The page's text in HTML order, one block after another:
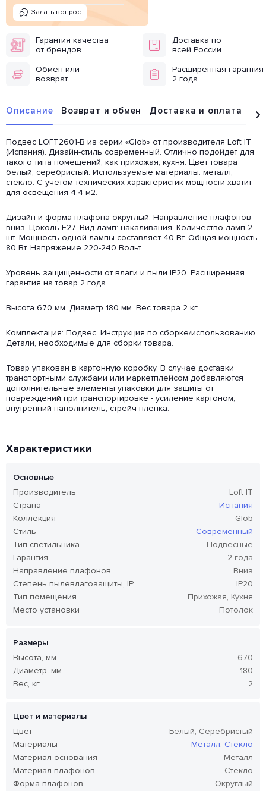
Задать вопрос
Гарантия качества
от брендов
Доставка по
всей России
Обмен или
возврат
Расширенная гарантия
2 года
Описание Возврат и обмен Доставка и оплата
Подвес LOFT2601-B из серии «Glob» от производителя Loft IT
(Испания). Дизайн-стиль современный. Отлично подойдет для
такого типа помещений, как прихожая, кухня. Цвет товара
белый, серебристый. Используемые материалы: металл,
стекло. С учетом технических характеристик мощности хватит
для освещения 4.4 м2.
Дизайн и форма плафона округлый. Направление плафонов
вниз. Цоколь E27. Вид ламп: накаливания. Количество ламп 2
шт. Мощность одной лампы составляет 40 Вт. Общая мощность
80 Вт. Напряжение 220-240 Вольт.
Уровень защищенности от влаги и пыли IP20. Расширенная
гарантия на товар 2 года.
Высота 670 мм. Диаметр 180 мм. Вес товара 2 кг.
Комплектация: Подвес. Инструкция по сборке/использованию.
Детали, необходимые для сборки товара.
Товар упакован в картонную коробку. В случае доставки
транспортными службами или маркетплейсом добавляются
дополнительные элементы упаковки для защиты от
повреждений при транспортировке - усиление картоном,
внутренний наполнитель, стрейч-пленка.
Характеристики
Основные
Производитель
Loft IT
Страна
Испания
Коллекция
Glob
Стиль
Современный
Тип светильника
Подвесные
Гарантия
2 года
Направление плафонов
Вниз
Степень пылевлагозащиты, IP
IP20
Тип помещения
Прихожая, Кухня
Место установки
Потолок
Размеры
Высота, мм
670
Диаметр, мм
180
Вес, кг
2
Цвет и материалы
Цвет
Белый, Серебристый
Материалы
Металл, Стекло
Материал основания
Металл
Материал плафонов
Стекло
Форма плафонов
Округлый